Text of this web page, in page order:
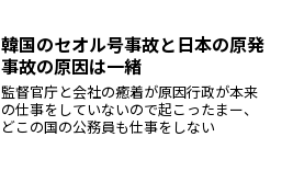
位が低い。比較可能な1997年以降では
過...
韓国のセオル号事故と日本の原発
事故の原因は一緒
監督官庁と会社の癒着が原因行政が本来
の仕事をしていないので起こったまー、
どこの国の公務員も仕事をしない